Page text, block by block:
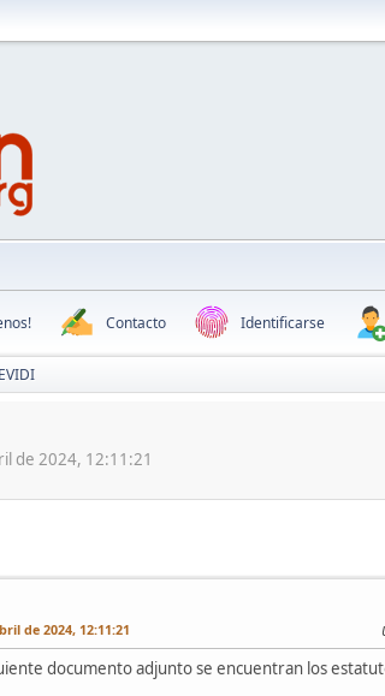
Contacto Identificarse
de 2024, 12:11:21
de 2024, 12:11:21
documento adjunto se encuentran los